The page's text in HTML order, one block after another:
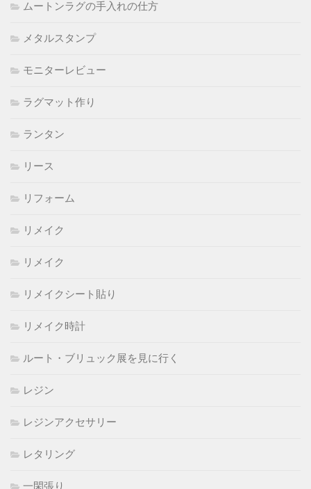
ムートンラグの手入れの仕方
メタルスタンプ
モニターレビュー
ラグマット作り
ランタン
リース
リフォーム
リメイク
リメイク
リメイクシート貼り
リメイク時計
ルート・ブリュック展を見に行く
レジン
レジンアクセサリー
レタリング
一閑張り